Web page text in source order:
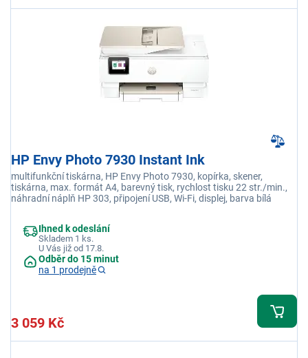
HP Envy Photo 7930 Instant Ink
multifunkční tiskárna, HP Envy Photo 7930, kopírka, skener,
tiskárna, max. formát A4, barevný tisk, rychlost tisku 22 str./min.,
náhradní náplň HP 303, připojení USB, Wi-Fi, displej, barva bílá
Ihned k odeslání
Skladem 1 ks.
U Vás již od 17.8.
Odběr do 15 minut
na 1 prodejně
3 059 Kč